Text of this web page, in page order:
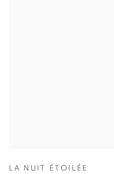
LA NUIT ÉTOILÉE